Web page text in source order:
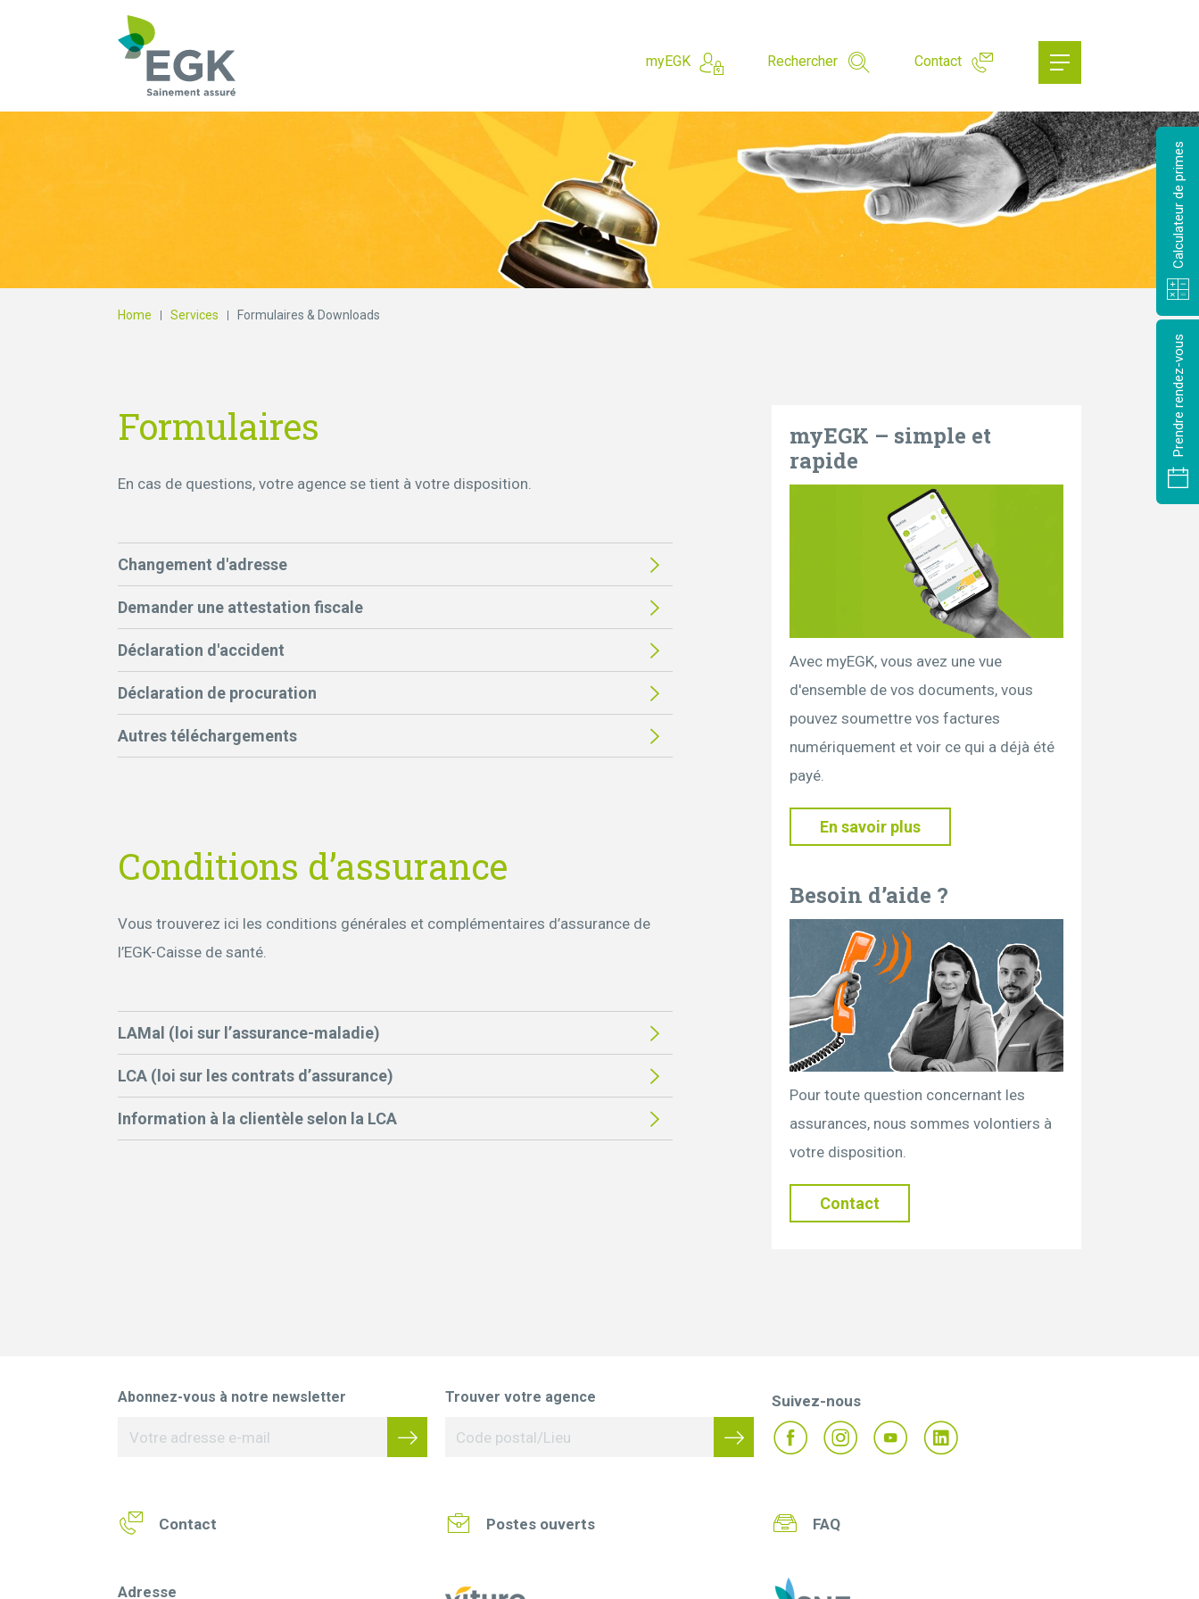
Calculateur de primes
Prendre rendez-vous
myEGK Rechercher Contact
Home Services Formulaires & Downloads
Formulaires
En cas de questions, votre agence se tient à votre disposition.
Changement d'adresse
Demander une attestation fiscale
Déclaration d'accident
Déclaration de procuration
Autres téléchargements
Conditions d’assurance
Vous trouverez ici les conditions générales et complémentaires d’assurance de
l’EGK-Caisse de santé.
LAMal (loi sur l’assurance-maladie)
LCA (loi sur les contrats d’assurance)
Information à la clientèle selon la LCA
myEGK – simple et
rapide
Avec myEGK, vous avez une vue
d'ensemble de vos documents, vous
pouvez soumettre vos factures
numériquement et voir ce qui a déjà été
payé.
En savoir plus
Besoin d’aide ?
Pour toute question concernant les
assurances, nous sommes volontiers à
votre disposition.
Contact
Abonnez-vous à notre newsletter Trouver votre agence
Contact Postes ouverts FAQ
Suivez-nous
Adresse
Qu'est-ce que vous cherchez?